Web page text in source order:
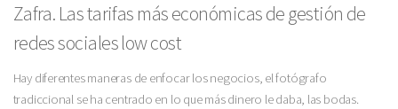
Zafra. Las tarifas más económicas de gestión de
redes sociales low cost
Hay diferentes maneras de enfocar los negocios, el fotógrafo
tradiccional se ha centrado en lo que más dinero le daba, las bodas.